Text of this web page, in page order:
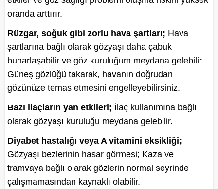
oranda arttırır.
Rüzgar, soğuk gibi zorlu hava şartları; Hava
şartlarına bağlı olarak gözyaşı daha çabuk
buharlaşabilir ve göz kuruluğum meydana gelebilir.
Güneş gözlüğü takarak, havanın doğrudan
gözünüze temas etmesini engelleyebilirsiniz.
Bazı ilaçların yan etkileri; İlaç kullanımına bağlı
olarak gözyaşı kuruluğu meydana gelebilir.
Diyabet hastalığı veya A vitamini eksikliği;
Gözyaşı bezlerinin hasar görmesi; Kaza ve
tramvaya bağlı olarak gözlerin normal seyrinde
çalışmamasından kaynaklı olabilir.